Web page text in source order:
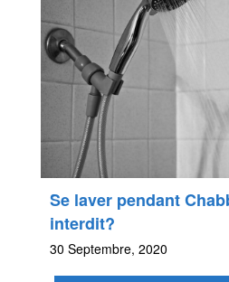
Se laver pendant
interdit?
30 Septembre, 2020